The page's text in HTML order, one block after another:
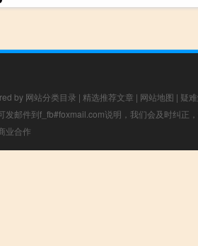
by 网站分类目录 | 精选推荐文章 | 网站地图 | 疑
发邮件到f_fb#foxmail.com说明，我们会及时纠正
业合作